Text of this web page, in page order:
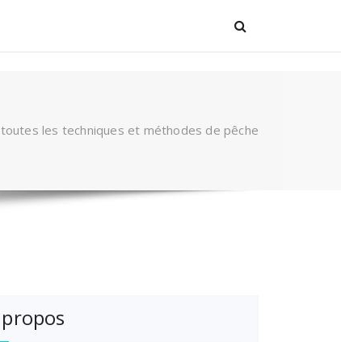
les techniques et méthodes de pêche